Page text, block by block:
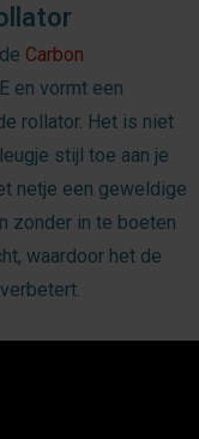
Carbon
en vormt een
rollator. Het is niet
stijl toe aan je
netje een geweldige
zonder in te boeten
waardoor het de